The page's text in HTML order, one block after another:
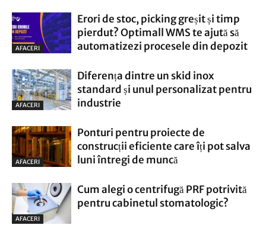
AFACERI
Erori de stoc, picking greșit și timp
pierdut? Optimall WMS te ajută să
automatizezi procesele din depozit
AFACERI
Diferența dintre un skid inox
standard și unul personalizat pentru
industrie
AFACERI
Ponturi pentru proiecte de
construcții eficiente care îți pot salva
luni întregi de muncă
AFACERI
Cum alegi o centrifugă PRF potrivită
pentru cabinetul stomatologic?